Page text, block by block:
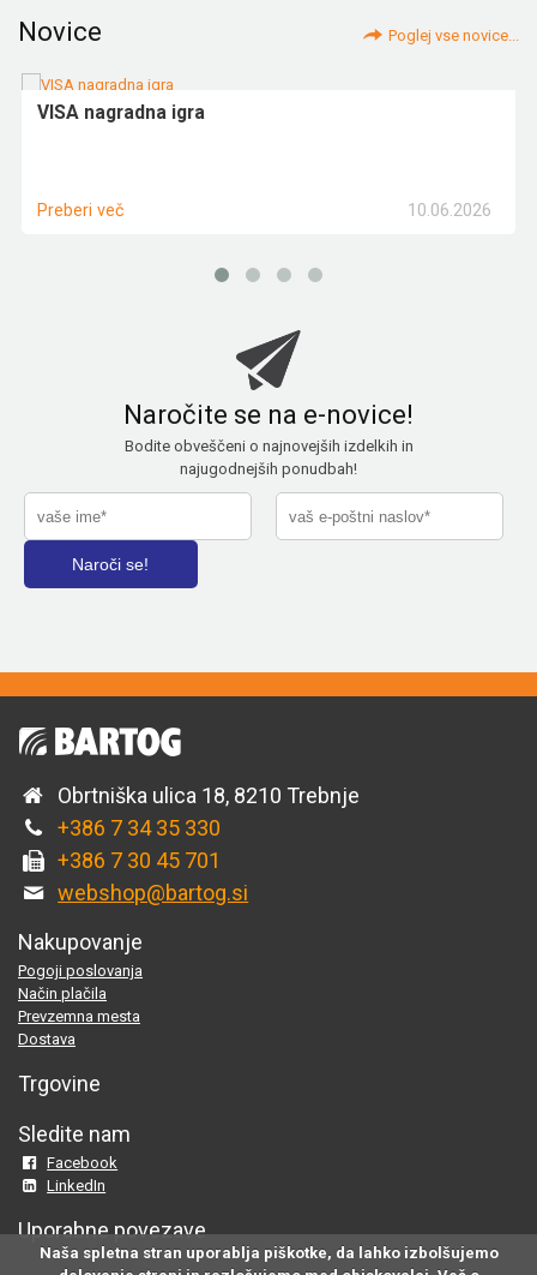
Novice Poglej vse novice...
VISA nagradna igra
10.06.2026
Preberi več
Naročite se na e-novice!
Bodite obveščeni o najnovejših izdelkih in
najugodnejših ponudbah!
Obrtniška ulica 18, 8210 Trebnje
+386 7 34 35 330
+386 7 30 45 701
webshop@bartog.si
Nakupovanje
Pogoji poslovanja
Način plačila
Prevzemna mesta
Dostava
Trgovine
Sledite nam
Facebook
LinkedIn
Uporabne povezave
Naša spletna stran uporablja piškotke, da lahko izbolšujemo